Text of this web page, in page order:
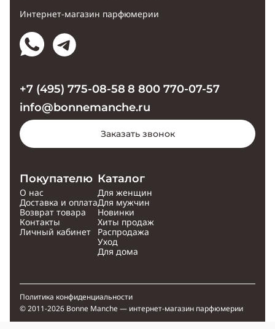
Интернет-магазин парфюмерии
Покупателю
О нас
Доставка и оплата
Возврат товара
Контакты
Личный кабинет
Каталог
Для женщин
Для мужчин
Новинки
Хиты продаж
Распродажа
Уход
Для дома
+7 (495) 775-08-58 8 800 770-07-57
info@bonnemanche.ru
Заказать звонок
© 2011-2026 Bonne Manche — интернет-магазин парфюмерии
Политика конфиденциальности